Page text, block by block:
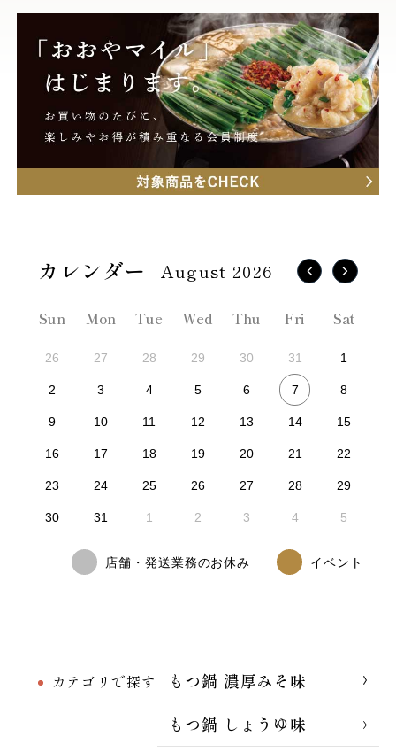
カテゴリで探す
もつ鍋 濃厚みそ味
もつ鍋 しょうゆ味
August 2026
Sun Mon Tue Wed Thu Fri Sat
26 27 28 29 30 31 1
2 3 4 5 6 7 8
9 10 11 12 13 14 15
16 17 18 19 20 21 22
23 24 25 26 27 28 29
30 31 1 2 3 4 5
店舗・発送業務のお休み イベント